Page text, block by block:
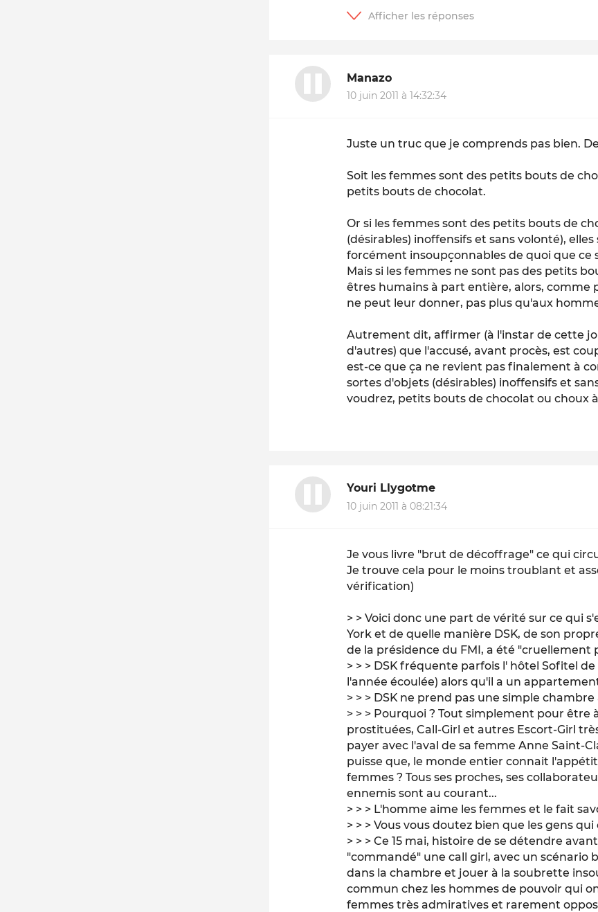
Manazo
10 juin 2011 à 14:32:34
Juste un truc que je comprends pas bien.
Soit les femmes sont des petits bouts de
petits bouts de chocolat.
Or si les femmes sont des petits bouts de
(désirables) inoffensifs et sans volonté),
forcément insoupçonnables de quoi que ce
Mais si les femmes ne sont pas des petits
êtres humains à part entière, alors,
ne peut leur donner, pas plus qu'aux
Autrement dit, affirmer (à l'instar de cette
d'autres) que l'accusé, avant procès, est
est-ce que ça ne revient pas finalement à
sortes d'objets (désirables) inoffensifs et
voudrez, petits bouts de chocolat ou choux
Youri Llygotme
10 juin 2011 à 08:21:34
Je vous livre "brut de décoffrage" ce qui
Je trouve cela pour le moins troublant et
vérification)
> > Voici donc une part de vérité sur ce qui
York et de quelle manière DSK, de son
de la présidence du FMI, a été "cruellement
> > > DSK fréquente parfois l' hôtel Sofitel
l'année écoulée) alors qu'il a un
> > > DSK ne prend pas une simple
> > > Pourquoi ? Tout simplement pour être
prostituées, Call-Girl et autres Escort-Girl
payer avec l'aval de sa femme Anne Saint-
puisse que, le monde entier connait
femmes ? Tous ses proches, ses
ennemis sont au courant...
> > > L'homme aime les femmes et le fait
> > > Vous vous doutez bien que les gens
> > > Ce 15 mai, histoire de se détendre
"commandé" une call girl, avec un scénario
dans la chambre et jouer à la soubrette
commun chez les hommes de pouvoir qui
femmes très admiratives et rarement